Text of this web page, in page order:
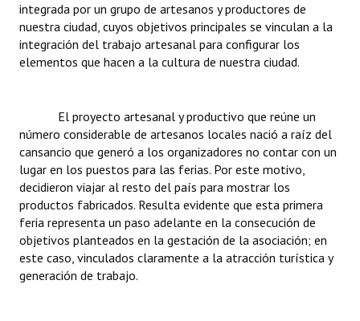
Datos Históricos
Premio al Mérito - Registro
Mujeres que Dejaron Huellas - Registro
Periodistas Decanos - Registro
Ciudadano Ilustre - Registro
Banca del Vecino - Registro
Huéspedes de Honor - Registro
Antiguos Pobladores - Registro
integrada por un grupo de artesanos y productores de
nuestra ciudad, cuyos objetivos principales se vinculan a la
integración del trabajo artesanal para configurar los
elementos que hacen a la cultura de nuestra ciudad.
El proyecto artesanal y productivo que reúne un
número considerable de artesanos locales nació a raíz del
cansancio que generó a los organizadores no contar con un
lugar en los puestos para las ferias. Por este motivo,
decidieron viajar al resto del país para mostrar los
productos fabricados. Resulta evidente que esta primera
feria representa un paso adelante en la consecución de
objetivos planteados en la gestación de la asociación; en
este caso, vinculados claramente a la atracción turística y
generación de trabajo.